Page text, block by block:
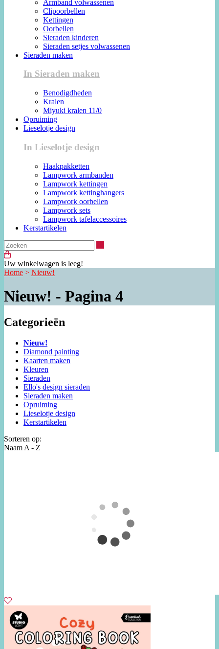
Armband volwassenen
Clipoorbellen
Kettingen
Oorbellen
Sieraden kinderen
Sieraden setjes volwassenen
Sieraden maken
In Sieraden maken
Benodigdheden
Kralen
Miyuki kralen 11/0
Opruiming
Lieselotje design
In Lieselotje design
Haakpakketten
Lampwork armbanden
Lampwork kettingen
Lampwork kettinghangers
Lampwork oorbellen
Lampwork sets
Lampwork tafelaccessoires
Kerstartikelen
Uw winkelwagen is leeg!
Home > Nieuw!
Nieuw! - Pagina 4
Categorieën
Nieuw!
Diamond painting
Kaarten maken
Kleuren
Sieraden
Ello's design sieraden
Sieraden maken
Opruiming
Lieselotje design
Kerstartikelen
Sorteren op:
Naam A - Z